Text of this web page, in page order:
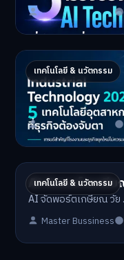
Master Bussiness
เทคโนโลยี & นวัตกรรม
Industrial
ธุรกิจต้องจับตา
Industrial
Master Bussiness
เทคโนโลยี & นวัตกรรม
AI จัดพอร์ตเกษีย
AI จัดพอร์ตเกษียณ วัย
Master Bussiness